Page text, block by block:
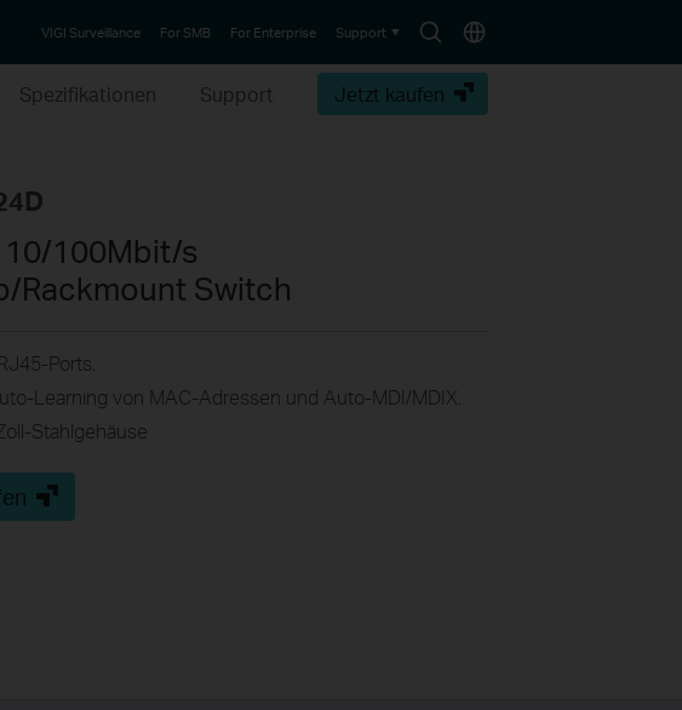
SearchChoose
VIGI Surveillance For SMB For Enterprise Support
Spezifikationen Support Jetzt kaufen
100Mbit/s
Rackmount Switch
Ports.
Learning von MAC-Adressen und Auto-MDI/MDIX.
Stahlgehäuse